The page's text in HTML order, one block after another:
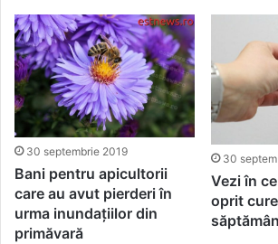
30 septembrie 2019
Bani pentru apicultorii
care au avut pierderi în
urma inundațiilor din
primăvară
30
Vezi în
oprit